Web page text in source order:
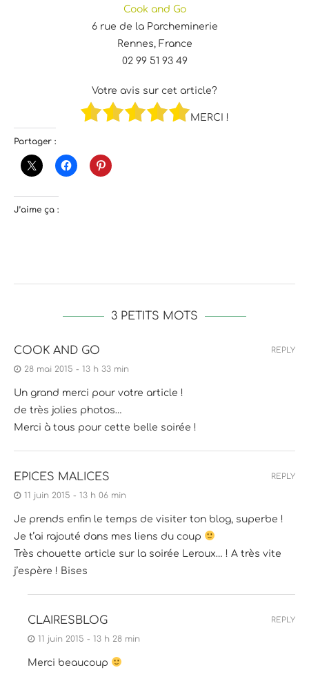
Cook and Go
6 rue de la Parcheminerie
Rennes, France
02 99 51 93 49
Votre avis sur cet article?
MERCI !
Partager :
J’aime ça :
3 PETITS MOTS
COOK AND GO
28 mai 2015 - 13 h 33 min
Un grand merci pour votre article !
de très jolies photos…
Merci à tous pour cette belle soirée !
REPLY
EPICES MALICES
11 juin 2015 - 13 h 06 min
Je prends enfin le temps de visiter ton blog, superbe !
Je t’ai rajouté dans mes liens du coup
Très chouette article sur la soirée Leroux… ! A très vite
j’espère ! Bises
REPLY
CLAIRESBLOG
11 juin 2015 - 13 h 28 min
Merci beaucoup
REPLY